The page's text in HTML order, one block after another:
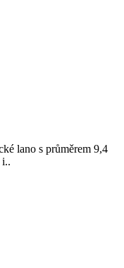
lano s průměrem 9,4
i..